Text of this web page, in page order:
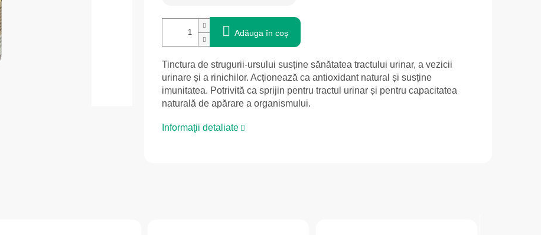
Adăuga în coş
Tinctura de strugurii-ursului susține sănătatea tractului urinar, a vezicii
urinare și a rinichilor. Acționează ca antioxidant natural și susține
imunitatea. Potrivită ca sprijin pentru tractul urinar și pentru capacitatea
naturală de apărare a organismului.
Informaţii detaliate